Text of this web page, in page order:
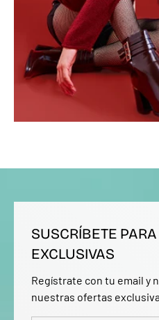
SUSCRÍBETE
EXCLUSIVAS
Regístrate con tu email y
nuestras ofertas